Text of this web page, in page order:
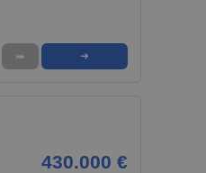
➦ ➜
430.000 €